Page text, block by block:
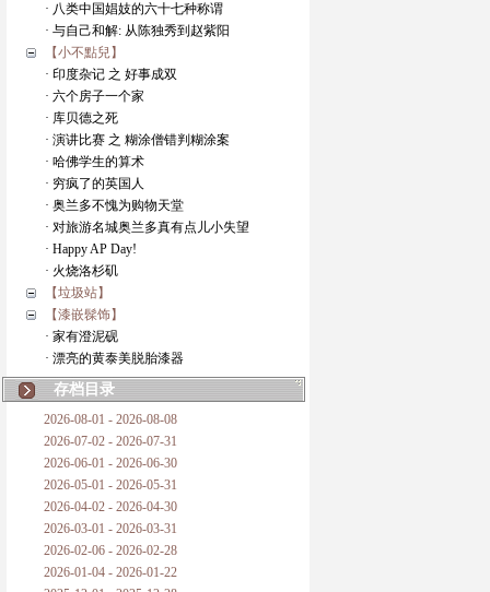
· 八类中国娼妓的六十七种称谓
· 与自己和解: 从陈独秀到赵紫阳
【小不點兒】
· 印度杂记 之 好事成双
· 六个房子一个家
· 库贝德之死
· 演讲比赛 之 糊涂僧错判糊涂案
· 哈佛学生的算术
· 穷疯了的英国人
· 奥兰多不愧为购物天堂
· 对旅游名城奥兰多真有点儿小失望
· Happy AP Day!
· 火烧洛杉矶
【垃圾站】
【漆嵌髹饰】
· 家有澄泥砚
· 漂亮的黄泰美脱胎漆器
存档目录
2026-08-01 - 2026-08-08
2026-07-02 - 2026-07-31
2026-06-01 - 2026-06-30
2026-05-01 - 2026-05-31
2026-04-02 - 2026-04-30
2026-03-01 - 2026-03-31
2026-02-06 - 2026-02-28
2026-01-04 - 2026-01-22